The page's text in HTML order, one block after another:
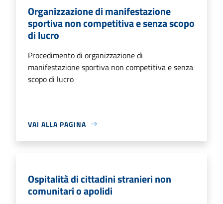
Organizzazione di manifestazione
sportiva non competitiva e senza scopo
di lucro
Procedimento di organizzazione di
manifestazione sportiva non competitiva e senza
scopo di lucro
VAI ALLA PAGINA
Ospitalità di cittadini stranieri non
comunitari o apolidi